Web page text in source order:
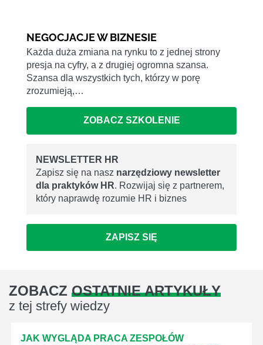
NEGOCJACJE W BIZNESIE
Każda duża zmiana na rynku to z jednej strony
presja na cyfry, a z drugiej ogromna szansa.
Szansa dla wszystkich tych, którzy w porę
zrozumieją,…
ZOBACZ SZKOLENIE
NEWSLETTER HR
Zapisz się na nasz narzędziowy newsletter
dla praktyków HR. Rozwijaj się z partnerem,
który naprawdę rozumie HR i biznes
ZAPISZ SIĘ
ZOBACZ OSTATNIE ARTYKUŁY
z tej strefy wiedzy
JAK WYGLĄDA PRACA ZESPOŁÓW